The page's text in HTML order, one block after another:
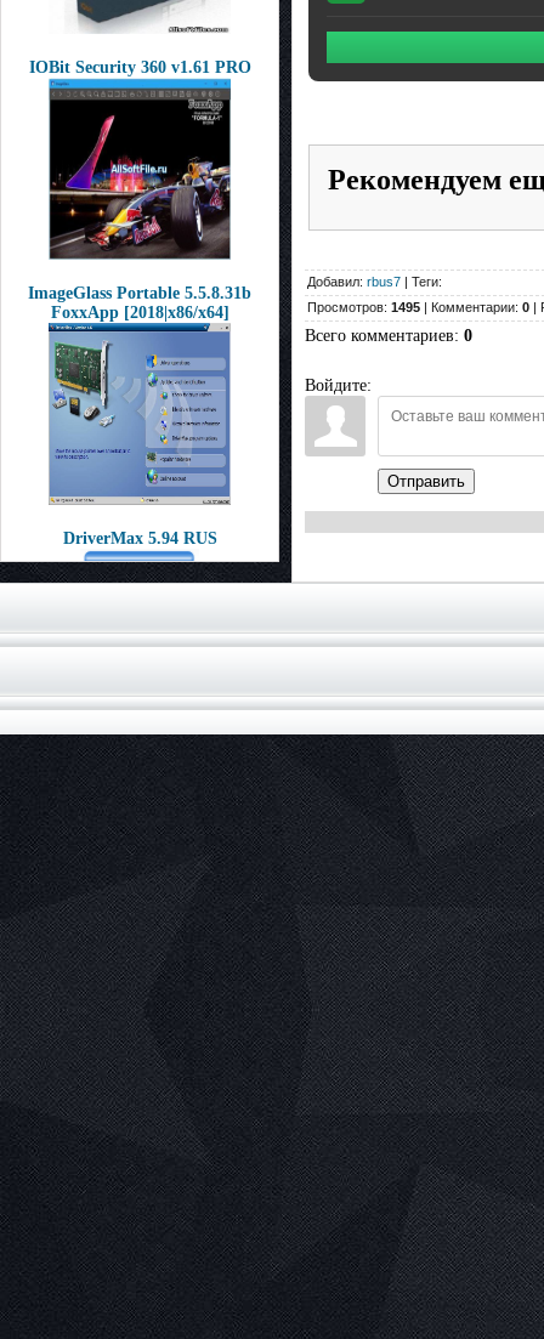
IOBit Security 360 v1.61 PRO
ImageGlass Portable 5.5.8.31b
FoxxApp [2018|x86/x64]
DriverMax 5.94 RUS
Рекомендуем
Добавил: rbus7 | Теги:
Просмотров: 1495 | Комментарии: 0 |
Всего комментариев: 0
Войдите:
Отправить